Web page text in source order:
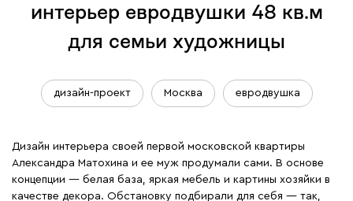
интерьер евродвушки 48 кв.м
для семьи художницы
дизайн-проект Москва евродвушка
Дизайн интерьера своей первой московской квартиры
Александра Матохина и ее муж продумали сами. В основе
концепции — белая база, яркая мебель и картины хозяйки в
качестве декора. Обстановку подбирали для себя — так,